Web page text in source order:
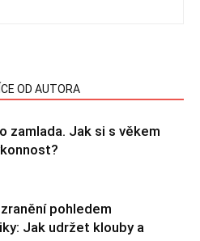
OD AUTORA
zamlada. Jak si s věkem
pohledem
Jak udržet klouby a